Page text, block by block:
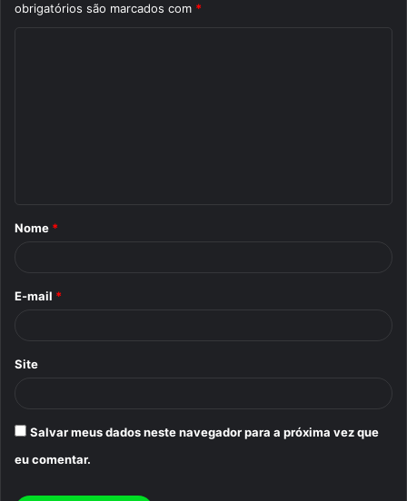
obrigatórios são marcados com *
r
Nome *
E-mail *
Site
Salvar meus dados neste navegador para a próxima vez que
eu comentar.